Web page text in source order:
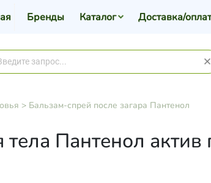
Бренды Каталог Доставка/
> Бальзам-спрей после загара Пантенол
Пантенол